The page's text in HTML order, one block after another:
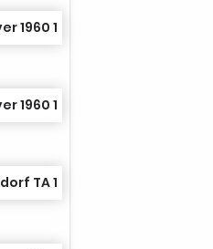
1960 1
1960 1
TA 1